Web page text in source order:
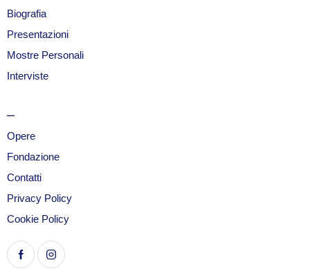
Biografia
Presentazioni
Mostre Personali
Interviste
Opere
Fondazione
Contatti
Privacy Policy
Cookie Policy